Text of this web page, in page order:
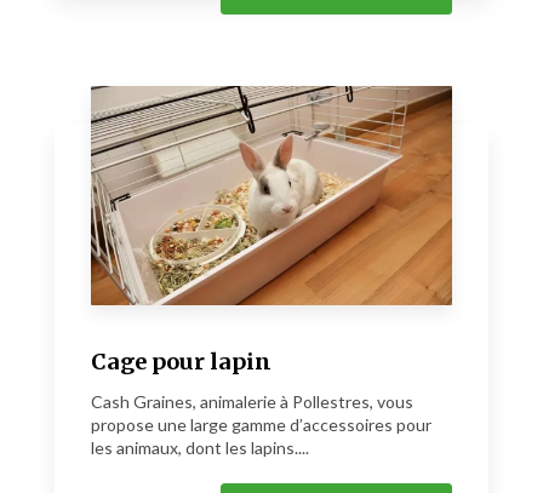
Cage pour lapin
Cash Graines, animalerie à Pollestres, vous
propose une large gamme d’accessoires pour
les animaux, dont les lapins....